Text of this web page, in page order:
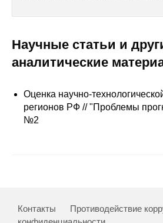
Противодействие
Материалы для СМИ
Научная жизнь
Номера журналов
Научные статьи и
аналитические
Оценка научно-
регионов РФ // "Проблемы
№2
Контакты Противодействие